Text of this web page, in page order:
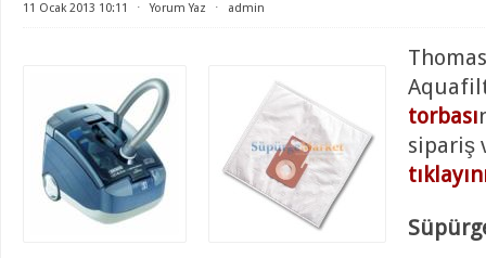
11 Ocak 2013 10:11 ⋅ Yorum Yaz ⋅ admin
torbası
sipariş